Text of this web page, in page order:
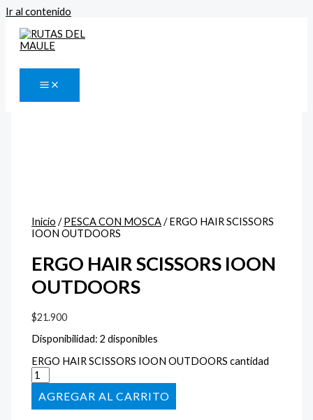
Ir al contenido
Inicio /PESCA CON MOSCA/ ERGO HAIR SCISSORS
IOON OUTDOORS
ERGO HAIR SCISSORS IOON
OUTDOORS
$21.900
Disponibilidad: 2 disponibles
ERGO HAIR SCISSORS IOON OUTDOORS cantidad
AÑADIR AL CARRITO